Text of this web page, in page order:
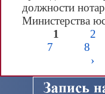
должности
Министерства
от 30.03.2018 №
Управления от
конкурс на
должности
Кизлярского
Страницы
1 2
7
8
›